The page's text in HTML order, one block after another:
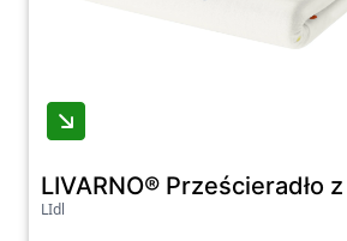
LIVARNO®
LIdl